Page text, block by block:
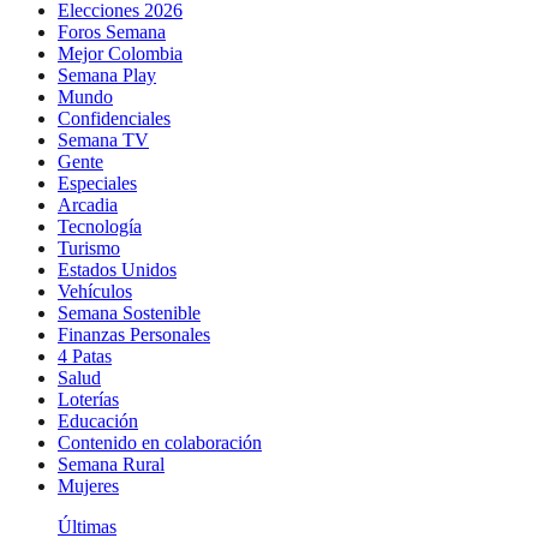
Elecciones 2026
Foros Semana
Mejor Colombia
Semana Play
Mundo
Confidenciales
Semana TV
Gente
Especiales
Arcadia
Tecnología
Turismo
Estados Unidos
Vehículos
Semana Sostenible
Finanzas Personales
4 Patas
Salud
Loterías
Educación
Contenido en colaboración
Semana Rural
Mujeres
Últimas